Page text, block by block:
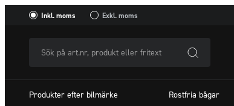
Inkl. moms Exkl. moms
art.nr,
produkt
Produkter efter bilmärke Rostfria bågar